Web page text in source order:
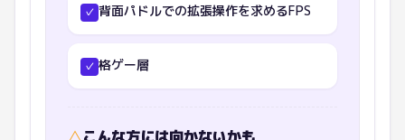
✓ 背面パドルでの拡張操作を求めるFPS
✓ 格ゲー層
△こんな方には向かないかも